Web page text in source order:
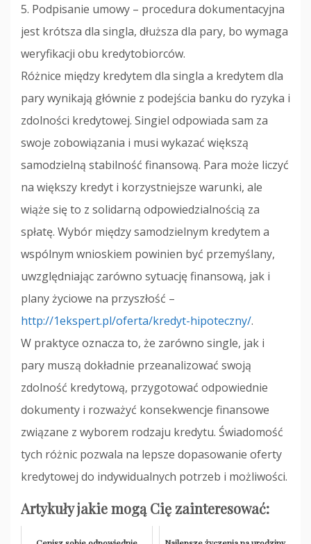
5. Podpisanie umowy – procedura dokumentacyjna
jest krótsza dla singla, dłuższa dla pary, bo wymaga
weryfikacji obu kredytobiorców.
Różnice między kredytem dla singla a kredytem dla
pary wynikają głównie z podejścia banku do ryzyka i
zdolności kredytowej. Singiel odpowiada sam za
swoje zobowiązania i musi wykazać większą
samodzielną stabilność finansową. Para może liczyć
na większy kredyt i korzystniejsze warunki, ale
wiąże się to z solidarną odpowiedzialnością za
spłatę. Wybór między samodzielnym kredytem a
wspólnym wnioskiem powinien być przemyślany,
uwzględniając zarówno sytuację finansową, jak i
plany życiowe na przyszłość –
http://1ekspert.pl/oferta/kredyt-hipoteczny/.
W praktyce oznacza to, że zarówno single, jak i
pary muszą dokładnie przeanalizować swoją
zdolność kredytową, przygotować odpowiednie
dokumenty i rozważyć konsekwencje finansowe
związane z wyborem rodzaju kredytu. Świadomość
tych różnic pozwala na lepsze dopasowanie oferty
kredytowej do indywidualnych potrzeb i możliwości.
Artykuły jakie mogą Cię zainteresować: